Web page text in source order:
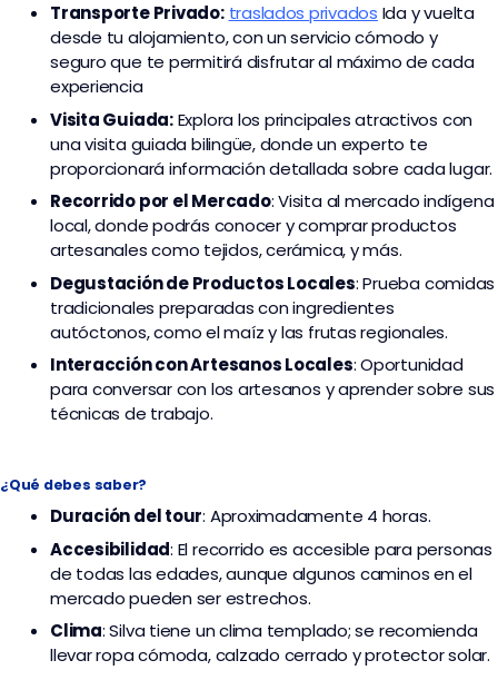
TransportePrivado: traslados privados Ida y vuelta
desde tu alojamiento, con un servicio cómodo y
seguro que te permitirá disfrutar al máximo de cada
experiencia
Visita Guiada:Explora los principales atractivos con
una visita guiada bilingüe, donde un experto te
proporcionará información detallada sobre cada lugar.
Recorrido por el Mercado: Visita al mercado indígena
local, donde podrás conocer y comprar productos
artesanales como tejidos, cerámica, y más.
Degustación de Productos Locales: Prueba comidas
tradicionales preparadas con ingredientes
autóctonos, como el maíz y las frutas regionales.
Interacción con Artesanos Locales: Oportunidad
para conversar con los artesanos y aprender sobre sus
técnicas de trabajo.
¿Qué debes saber?
Duración del tour: Aproximadamente 4 horas.
Accesibilidad: El recorrido es accesible para personas
de todas las edades, aunque algunos caminos en el
mercado pueden ser estrechos.
Clima: Silva tiene un clima templado; se recomienda
llevar ropa cómoda, calzado cerrado y protector solar.